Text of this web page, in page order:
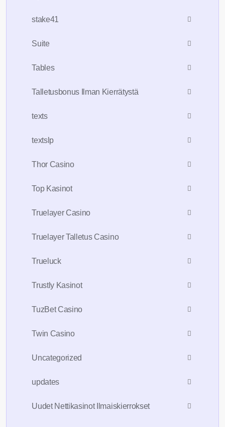
stake41
Suite
Tables
Talletusbonus Ilman Kierrätystä
texts
textslp
Thor Casino
Top Kasinot
Truelayer Casino
Truelayer Talletus Casino
Trueluck
Trustly Kasinot
TuzBet Casino
Twin Casino
Uncategorized
updates
Uudet Nettikasinot Ilmaiskierrokset